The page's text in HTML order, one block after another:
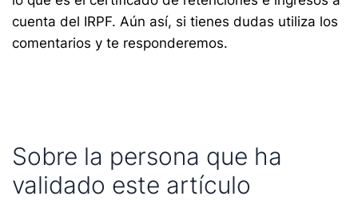
cuenta del IRPF. Aún así, si tienes dudas utiliza los
comentarios y te responderemos.
Sobre la persona que ha
validado este artículo